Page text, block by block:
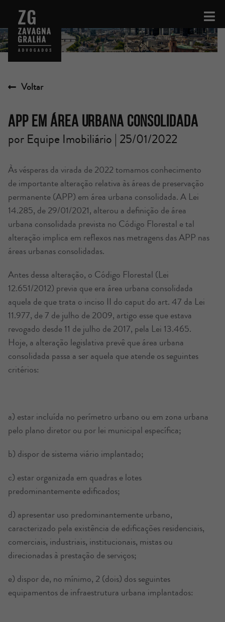
Voltar
APP EM ÁREA URBANA CONSOLIDADA
por Equipe Imobiliário | 25/01/2022
Às vésperas da virada de 2022 tomamos conhecimento
de importante alteração relativa às áreas de preservação
permanente (APP) em área urbana consolidada. A Lei
14.285, de 29/01/2021, alterou a definição de área
urbana consolidada prevista no Código Florestal e tal
alteração implica em reflexos nas metragens das APP nas
áreas urbanas consolidadas.
Antes dessa alteração, o Código Florestal (Lei
12.651/2012) previa que era área urbana consolidada
aquela de que trata o inciso II do caput do art. 47 da Lei
11.977, de 7 de julho de 2009, artigo esse que estava
revogado desde 11 de julho de 2017, pela Lei 13.465.
Hoje, a alteração legislativa prevê que área urbana
consolidada passa a ser aquela que atende os seguintes
critérios:
a) estar incluída no perímetro urbano ou em zona urbana
pelo plano diretor ou por lei municipal específica;
b) dispor de sistema viário implantado;
c) estar organizada em quadras e lotes
predominantemente edificados;
d) apresentar uso predominantemente urbano,
caracterizado pela existência de edificações residenciais,
comerciais, industriais, institucionais, mistas ou
direcionadas à prestação de serviços;
e) dispor de, no mínimo, 2 (dois) dos seguintes
equipamentos de infraestrutura urbana implantados: